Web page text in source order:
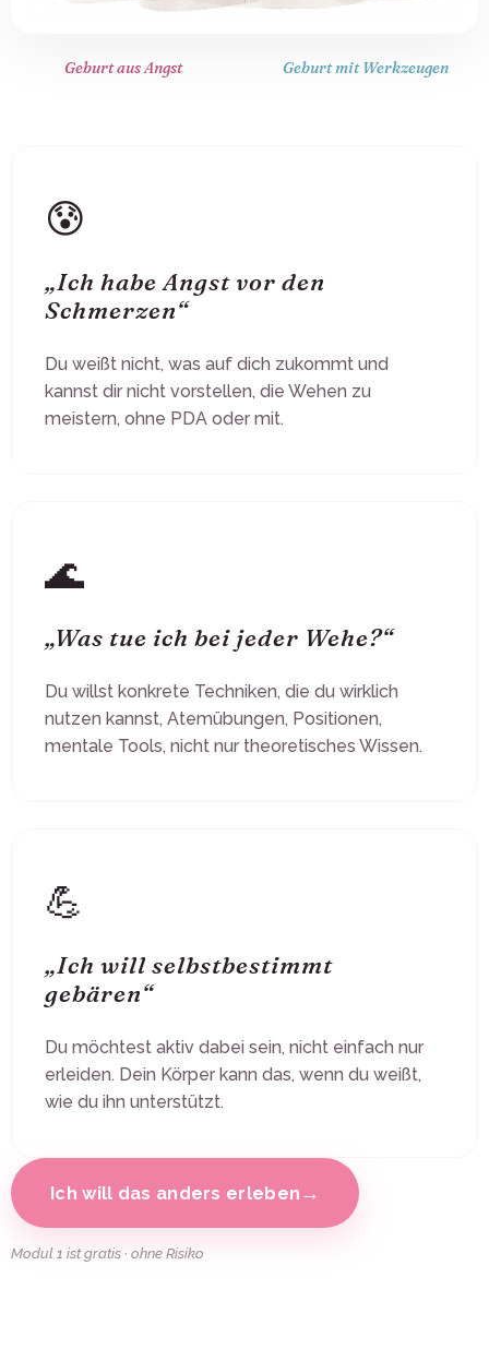
Geburt aus Angst Geburt mit Werkzeugen
😰
„Ich habe Angst vor den
Schmerzen“
Du weißt nicht, was auf dich zukommt und
kannst dir nicht vorstellen, die Wehen zu
meistern, ohne PDA oder mit.
🌊
„Was tue ich bei jeder Wehe?“
Du willst konkrete Techniken, die du wirklich
nutzen kannst, Atemübungen, Positionen,
mentale Tools, nicht nur theoretisches Wissen.
💪
„Ich will selbstbestimmt
gebären“
Du möchtest aktiv dabei sein, nicht einfach nur
erleiden. Dein Körper kann das, wenn du weißt,
wie du ihn unterstützt.
Ich will das anders erleben →
Modul 1 ist gratis · ohne Risiko